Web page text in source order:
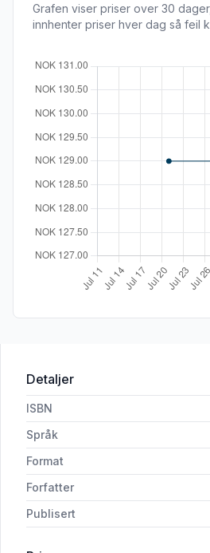
Grafen viser priser over 30
innhenter priser hver dag så feil
Detaljer
ISBN
Språk
Format
Forfatter
Publisert